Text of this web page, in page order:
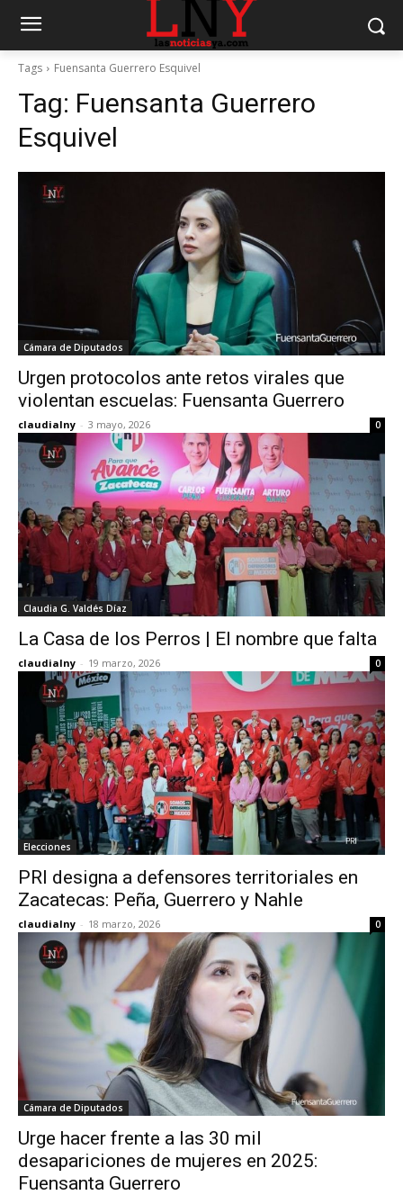
Tags Fuensanta Guerrero Esquivel
Tag: Fuensanta Guerrero
Esquivel
Cámara de Diputados
Urgen protocolos ante retos virales que
violentan escuelas: Fuensanta Guerrero
claudialny - 3 mayo, 2026 0
Claudia G. Valdés Díaz
La Casa de los Perros | El nombre que falta
claudialny - 19 marzo, 2026 0
Elecciones
PRI designa a defensores territoriales en
Zacatecas: Peña, Guerrero y Nahle
claudialny - 18 marzo, 2026 0
Cámara de Diputados
Urge hacer frente a las 30 mil
desapariciones de mujeres en 2025:
Fuensanta Guerrero